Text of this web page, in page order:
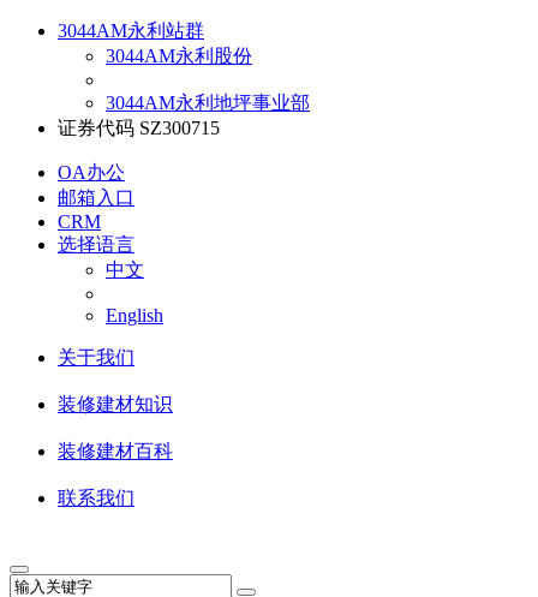
3044AM永利站群
3044AM永利股份
3044AM永利地坪事业部
证券代码 SZ300715
OA办公
邮箱入口
CRM
选择语言
中文
English
关于我们
装修建材知识
装修建材百科
联系我们